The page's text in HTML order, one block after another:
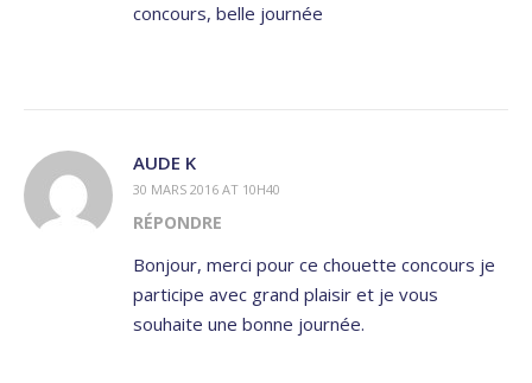
concours, belle journée
AUDE K
30 MARS 2016 AT 10H40
RÉPONDRE
Bonjour, merci pour ce chouette concours je
participe avec grand plaisir et je vous
souhaite une bonne journée.